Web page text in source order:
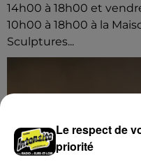
14h00 à 18h00 et
10h00 à 18h00 à la
Sculptures...
Le respect de
priorité